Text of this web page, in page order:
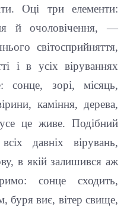
Оці три елементи:
й очоловічення, —
світосприйняття,
і в усіх віруваннях
сонце, зорі, місяць,
каміння, дерева,
це живе. Подібний
давніх вірувань,
в якій залишився аж
сонце сходить,
буря виє, вітер свище,